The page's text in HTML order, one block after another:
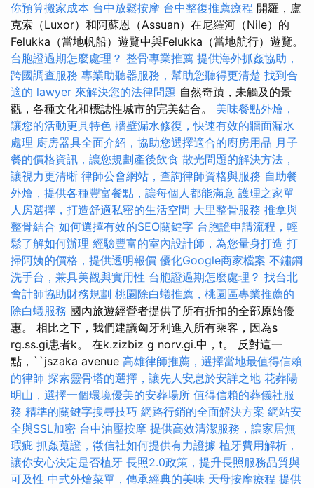
你預算搬家成本 台中放鬆按摩 台中整復推薦療程 開羅，盧
克索（Luxor）和阿蘇恩（Assuan）在尼羅河（Nile）的
Felukka（當地帆船）遊覽中與Felukka（當地航行）遊覽。
台胞證過期怎麼處理？ 整骨專業推薦 提供海外抓姦協助，
跨國調查服務 專業助聽器服務，幫助您聽得更清楚 找到合
適的 lawyer 來解決您的法律問題 自然奇蹟，未觸及的景
觀，各種文化和標誌性城市的完美結合。 美味餐點外燴，
讓您的活動更具特色 牆壁漏水修復，快速有效的牆面漏水
處理 廚房器具全面介紹，協助您選擇適合的廚房用品 月子
餐的價格資訊，讓您規劃產後飲食 散光問題的解決方法，
讓視力更清晰 律師公會網站，查詢律師資格與服務 自助餐
外燴，提供各種豐富餐點，讓每個人都能滿意 護理之家單
人房選擇，打造舒適私密的生活空間 大里整骨服務 推拿與
整骨結合 如何選擇有效的SEO關鍵字 台胞證申請流程，輕
鬆了解如何辦理 經驗豐富的室內設計師，為您量身打造 打
掃阿姨的價格，提供透明報價 優化Google商家檔案 不鏽鋼
洗手台，兼具美觀與實用性 台胞證過期怎麼處理？ 找台北
會計師協助財務規劃 桃園除白蟻推薦，桃園區專業推薦的
除白蟻服務 國內旅遊經營者提供了所有折扣的全部原始優
惠。 相比之下，我們建議匈牙利進入所有乘客，因為s
rg.ss.gi患者k。 在k.zizbiz g norv.gi.中，t。 反對這一
點，``jszaka avenue 高雄律師推薦，選擇當地最值得信賴
的律師 探索靈骨塔的選擇，讓先人安息於安詳之地 花葬陽
明山，選擇一個環境優美的安葬場所 值得信賴的葬儀社服
務 精準的關鍵字搜尋技巧 網路行銷的全面解決方案 網站安
全與SSL加密 台中油壓按摩 提供高效清潔服務，讓家居無
瑕疵 抓姦蒐證，徵信社如何提供有力證據 植牙費用解析，
讓你安心決定是否植牙 長照2.0政策，提升長照服務品質與
可及性 中式外燴菜單，傳承經典的美味 天母按摩療程 提供